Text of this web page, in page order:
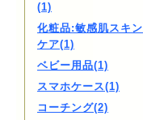
(1)
化粧品:敏感肌スキン
ケア(1)
ベビー用品(1)
スマホケース(1)
コーチング(2)